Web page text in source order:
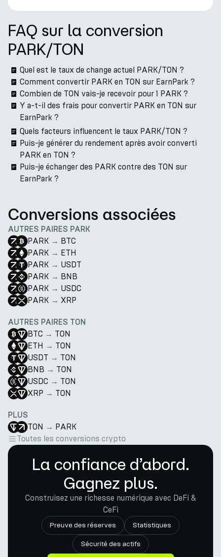
FAQ sur la conversion
PARK/TON
Quel est le taux de change actuel PARK/TON ?
Comment convertir PARK en TON sur EarnPark ?
Combien de TON vais-je recevoir pour 1 PARK ?
Y a-t-il des frais pour convertir PARK en TON sur
EarnPark ?
Quels facteurs influencent le taux PARK/TON ?
Puis-je générer du rendement après avoir converti
PARK en TON ?
Puis-je échanger des PARK contre des TON sur
EarnPark ?
Conversions associées
AUTRES PAIRES PARK
PARK → BTC
PARK → ETH
PARK → USDT
PARK → BNB
PARK → USDC
PARK → XRP
AUTRES PAIRES TON
BTC → TON
ETH → TON
USDT → TON
BNB → TON
USDC → TON
XRP → TON
PLUS
TON → PARK
Toutes les conversions crypto
La confiance d’abord.
Gagnez plus.
Construisez une richesse numérique avec DeFi &
CeFi
Preuve des réserves Statistiques
Sécurité des actifs